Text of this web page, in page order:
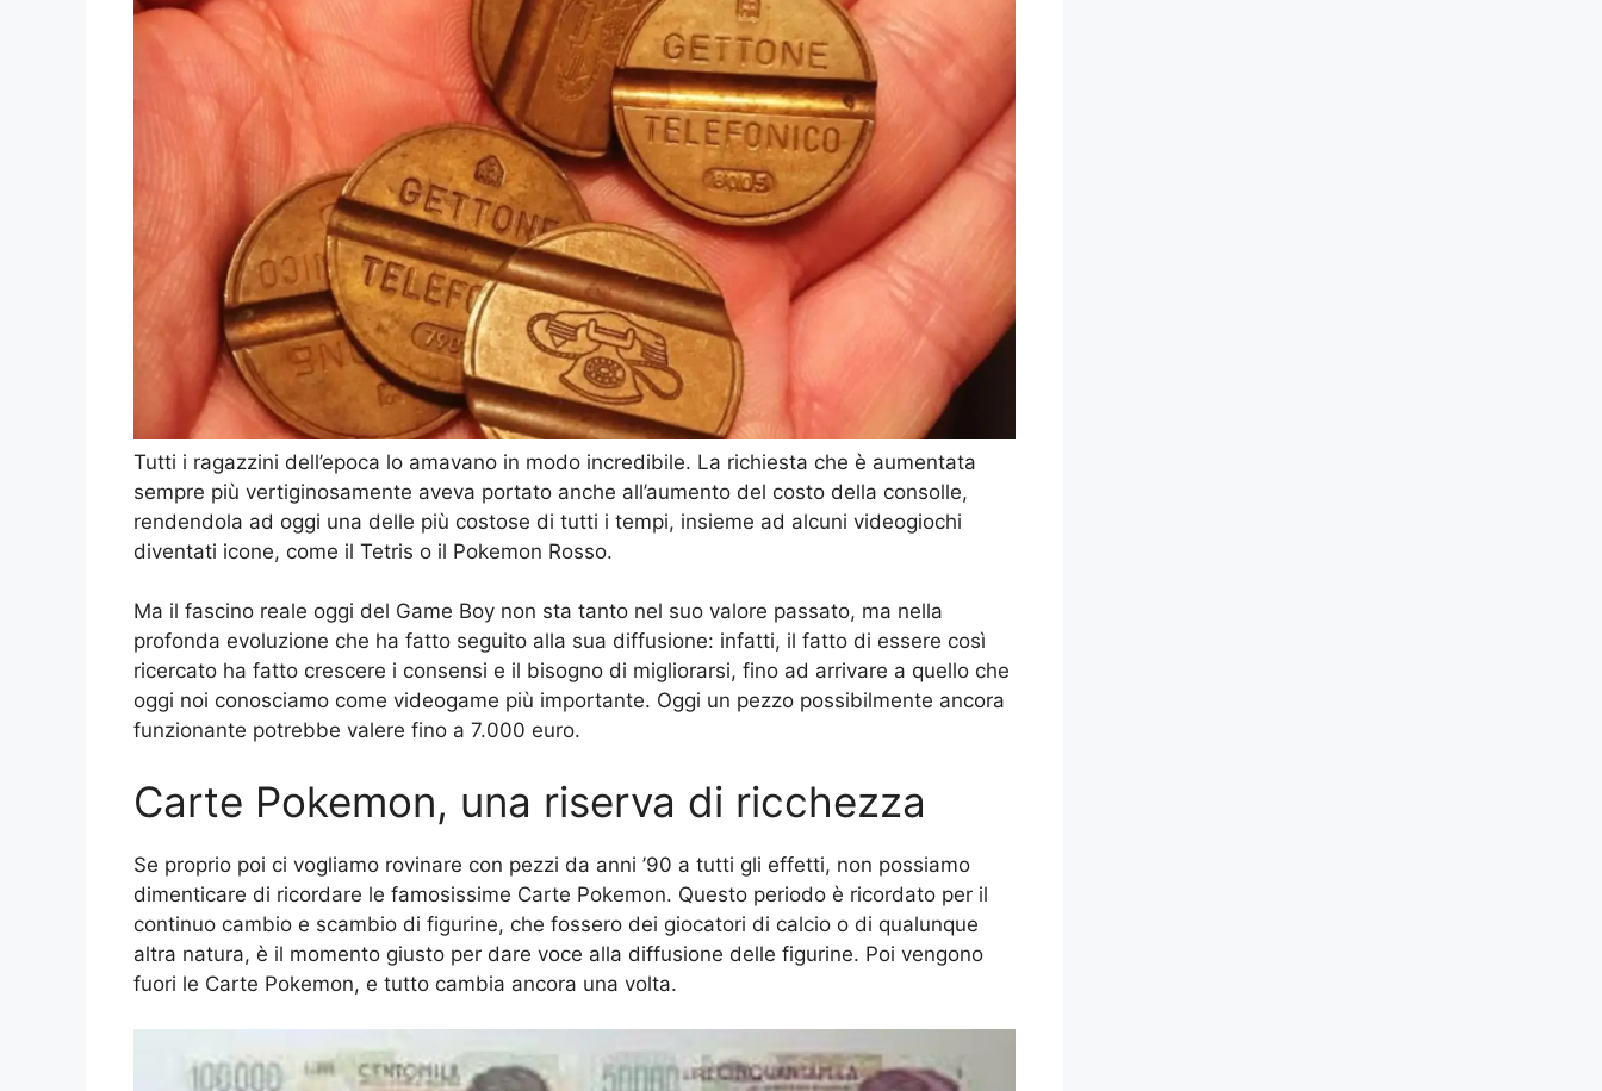
Tutti i ragazzini dell’epoca lo amavano in modo incredibile. La richiesta che è aumentata
sempre più vertiginosamente aveva portato anche all’aumento del costo della consolle,
rendendola ad oggi una delle più costose di tutti i tempi, insieme ad alcuni videogiochi
diventati icone, come il Tetris o il Pokemon Rosso.
Ma il fascino reale oggi del Game Boy non sta tanto nel suo valore passato, ma nella
profonda evoluzione che ha fatto seguito alla sua diffusione: infatti, il fatto di essere così
ricercato ha fatto crescere i consensi e il bisogno di migliorarsi, fino ad arrivare a quello che
oggi noi conosciamo come videogame più importante. Oggi un pezzo possibilmente ancora
funzionante potrebbe valere fino a 7.000 euro.
Carte Pokemon, una riserva di ricchezza
Se proprio poi ci vogliamo rovinare con pezzi da anni ’90 a tutti gli effetti, non possiamo
dimenticare di ricordare le famosissime Carte Pokemon. Questo periodo è ricordato per il
continuo cambio e scambio di figurine, che fossero dei giocatori di calcio o di qualunque
altra natura, è il momento giusto per dare voce alla diffusione delle figurine. Poi vengono
fuori le Carte Pokemon, e tutto cambia ancora una volta.